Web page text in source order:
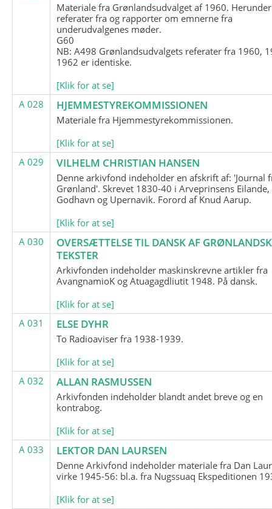
Materiale fra Grønlandsudvalget af 1960. Herunder
referater fra og rapporter om emnerne fra
underudvalgenes møder.
G60
NB: A498 Grønlandsudvalgets referater fra 1960,
1962 er identiske.
[Klik for at se]
A 028
HJEMMESTYREKOMMISSIONEN
Materiale fra Hjemmestyrekommissionen.
[Klik for at se]
A 029
VILHELM CHRISTIAN HANSEN
Denne arkivfond indeholder en afskrift af: 'Journal
Grønland'. Skrevet 1830-40 i Arveprinsens Eilande,
Godhavn og Upernavik. Forord af Knud Aarup.
[Klik for at se]
A 030
OVERSÆTTELSE TIL DANSK AF
TEKSTER
Arkivfonden indeholder maskinskrevne artikler fra
AvangnamioK og Atuagagdliutit 1948. På dansk.
[Klik for at se]
A 031
ELSE DYHR
To Radioaviser fra 1938-1939.
[Klik for at se]
A 032
ALLAN RASMUSSEN
Arkivfonden indeholder blandt andet breve og en
kontrabog.
[Klik for at se]
A 033
LEKTOR DAN LAURSEN
Denne Arkivfond indeholder materiale fra Dan
virke 1945-56: bl.a. fra Nugssuaq Ekspeditionen
[Klik for at se]